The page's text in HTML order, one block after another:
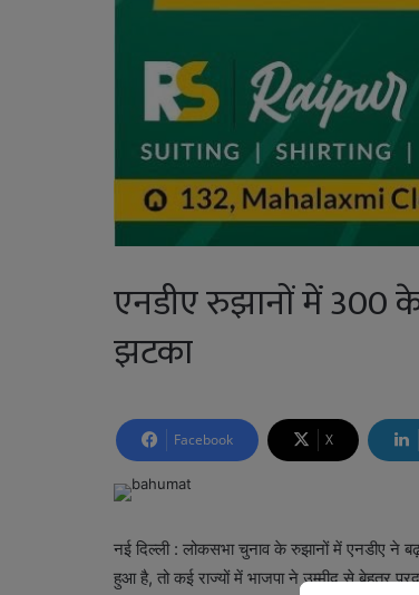
एनडीए रुझानों में 300
झटका
Facebook X
नई दिल्ली : लोकसभा चुनाव के रुझानों में एनडीए ने
हुआ है, तो कई राज्यों में भाजपा ने उम्मीद से बेहतर